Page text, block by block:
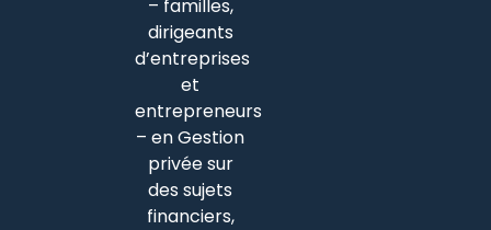
– familles,
dirigeants
d’entreprises
et
entrepreneurs
– en Gestion
privée sur
des sujets
financiers,